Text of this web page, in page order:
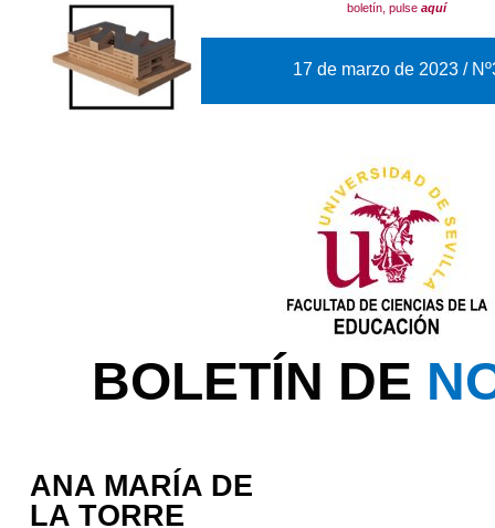
boletín, pulse aquí
17 de marzo de 2023 /
BOLETÍN DE
ANA MARÍA DE
LA TORRE